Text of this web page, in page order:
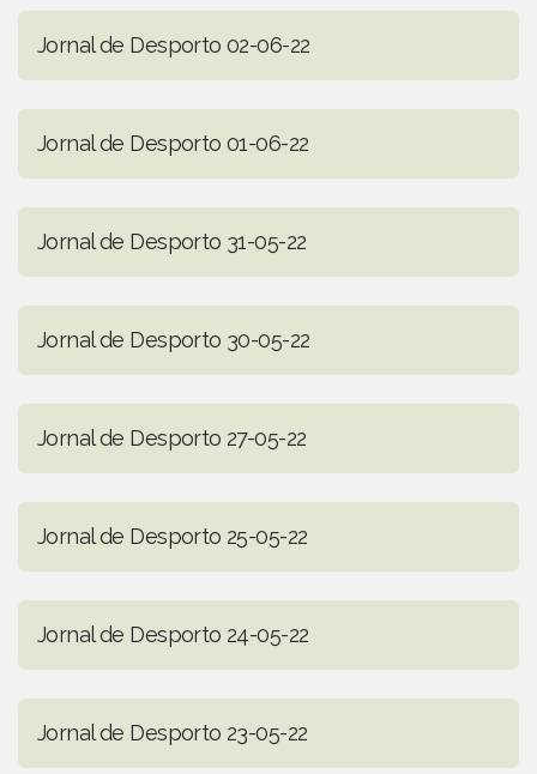
Jornal de Desporto 02-06-22
Jornal de Desporto 01-06-22
Jornal de Desporto 31-05-22
Jornal de Desporto 30-05-22
Jornal de Desporto 27-05-22
Jornal de Desporto 25-05-22
Jornal de Desporto 24-05-22
Jornal de Desporto 23-05-22